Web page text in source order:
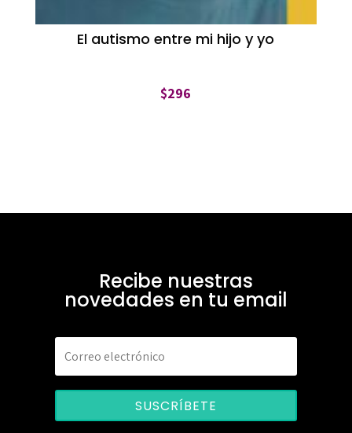
El autismo entre mi hijo y yo
$296
Recibe nuestras
novedades en tu email
SUSCRÍBETE